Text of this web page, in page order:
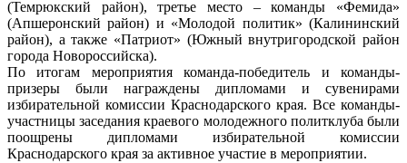
(Темрюкский район), третье место – команды «Фемида»
(Апшеронский район) и «Молодой политик» (Калининский
район), а также «Патриот» (Южный внутригородской район
города Новороссийска).
По итогам мероприятия команда-победитель и команды-
призеры были награждены дипломами и сувенирами
избирательной комиссии Краснодарского края. Все команды-
участницы заседания краевого молодежного политклуба были
поощрены дипломами избирательной комиссии
Краснодарского края за активное участие в мероприятии.